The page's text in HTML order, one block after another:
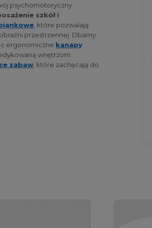
psychomotoryczny
szkół i
, które pozwalają
przestrzennej. Dbamy
ergonomiczne kanapy
wnętrzom
zabaw , które zachęcają do